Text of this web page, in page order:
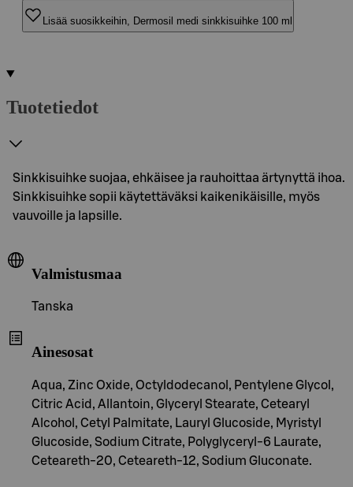
Lisää suosikkeihin, Dermosil medi sinkkisuihke 100 ml
Tuotetiedot
Sinkkisuihke suojaa, ehkäisee ja rauhoittaa ärtynyttä ihoa.
Sinkkisuihke sopii käytettäväksi kaikenikäisille, myös
vauvoille ja lapsille.
Valmistusmaa
Tanska
Ainesosat
Aqua, Zinc Oxide, Octyldodecanol, Pentylene Glycol,
Citric Acid, Allantoin, Glyceryl Stearate, Cetearyl
Alcohol, Cetyl Palmitate, Lauryl Glucoside, Myristyl
Glucoside, Sodium Citrate, Polyglyceryl-6 Laurate,
Ceteareth-20, Ceteareth-12, Sodium Gluconate.